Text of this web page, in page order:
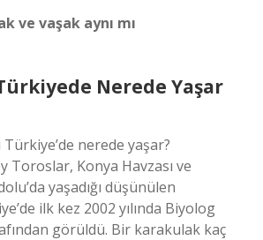
ve vaşak aynı mı
Nerede Yaşar
nerede yaşar?
Toroslar, Konya Havzası ve
yaşadığı düşünülen
ilk kez 2002 yılında Biyolog
görüldü. Bir karakulak kaç